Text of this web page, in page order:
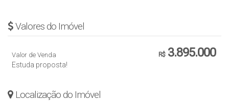
- Sala de massagem
- Brinquedoteca
- Lavabos feminino e masculino
- Lavabo PNE
Valores do Imóvel
R$3.895.000
Valor de Venda
Estuda proposta!
Localização do Imóvel